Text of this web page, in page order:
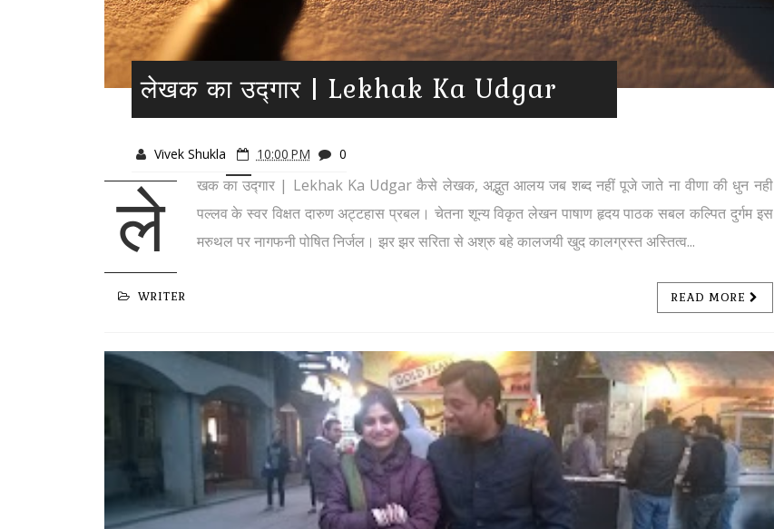
लेखक का उद्गार | Lekhak Ka Udgar
Vivek Shukla 10:00 PM 0
ले
खक का उद्गार | Lekhak Ka Udgar कैसे लेखक, अद्भुत आलय जब शब्द नहीं पूजे जाते ना वीणा की धुन नही
पल्लव के स्वर विक्षत दारुण अट्टहास प्रबल। चेतना शून्य विकृत लेखन पाषाण हृदय पाठक सबल कल्पित दुर्गम इस
मरुथल पर नागफनी पोषित निर्जल। झर झर सरिता से अश्रु बहे कालजयी खुद कालग्रस्त अस्तित्व...
WRITER READ MORE